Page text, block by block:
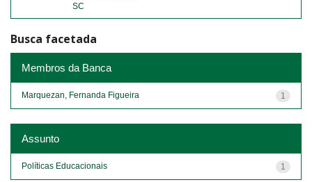
SC
Busca facetada
Membros da Banca
1
Marquezan, Fernanda Figueira
Assunto
1
Políticas Educacionais